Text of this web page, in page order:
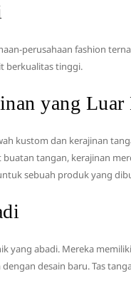
perusahaan fashion
berkualitas tinggi.
yang Luar
kustom dan kerajinan
tangan, kerajinan
sebuah produk yang
yang abadi. Mereka
desain baru. Tas